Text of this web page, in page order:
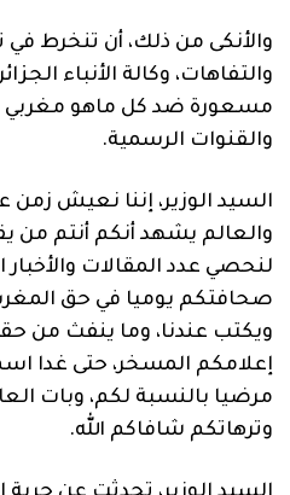
والأنكى من ذلك، أن تنخرط في
والتفاهات، وكالة الأنباء
مسعورة ضد كل ماهو مغربي
والقنوات الرسمية.
السيد الوزير، إننا نعيش زمن
والعالم يشهد أنكم أنتم من
لنحصي عدد المقالات والأخبار
صحافتكم يوميا في حق
ويكتب عندنا، وما ينفث من
إعلامكم المسخر، حتى غدا
مرضيا بالنسبة لكم، وبات
وترهاتكم شافاكم الله.